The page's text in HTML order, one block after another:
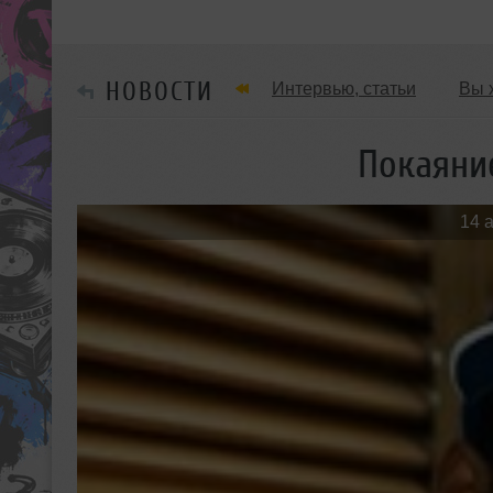
НОВОСТИ Интервью, статьи Вы
Танцевальные стили
Мужчина & Женщина
14